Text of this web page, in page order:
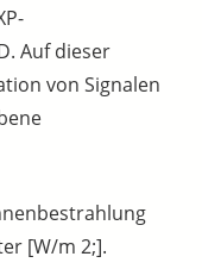
Auf dieser
von Signalen
[W/m 2;].